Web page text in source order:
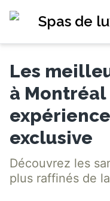
Spas de
Les
à
exclusive
Découvrez les
plus raffinés de